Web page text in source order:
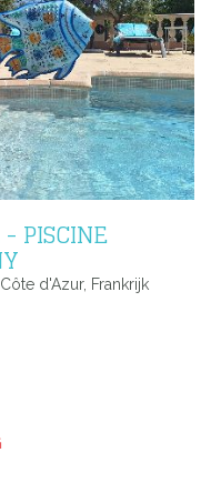
PISCINE
d'Azur, Frankrijk